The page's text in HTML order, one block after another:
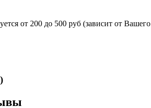
от 200 до 500 руб (зависит от